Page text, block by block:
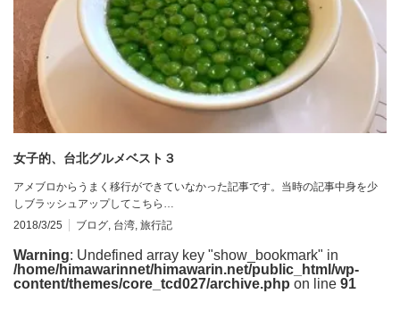
女子的、台北グルメベスト３
アメブロからうまく移行ができていなかった記事です。当時の記事中身を少
しブラッシュアップしてこちら…
2018/3/25
ブログ 台湾 旅行記
Warning: Undefined array key "show_bookmark" in
/home/himawarinnet/himawarin.net/public_html/wp-
content/themes/core_tcd027/archive.php on line 91